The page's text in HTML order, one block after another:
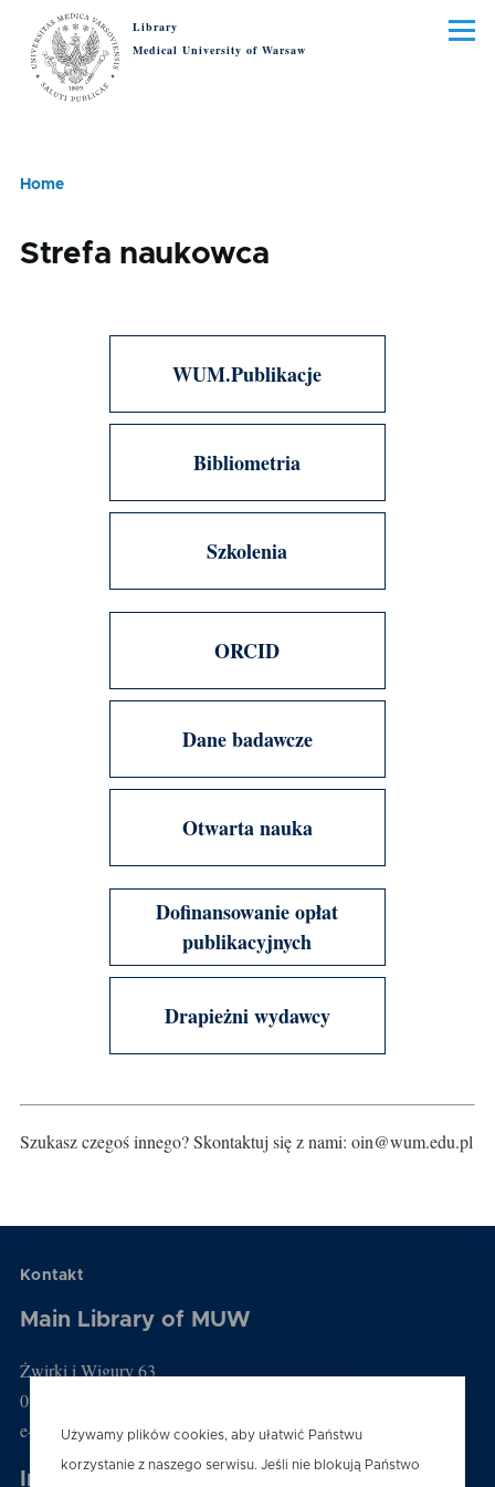
Skip to main content
Library
Medical University of Warsaw
Menu
Home
Strefa naukowca
WUM.Publikacje
Bibliometria
Szkolenia
ORCID
Dane badawcze
Otwarta nauka
Dofinansowanie opłat
publikacyjnych
Drapieżni wydawcy
Szukasz czegoś innego? Skontaktuj się z nami: oin@wum.edu.pl
Kontakt
Main Library of MUW
Żwirki i Wigury 63
02-091 Warszawa
e-mail: biblioteka@wum.edu.pl
Information desk
Używamy plików cookies, aby ułatwić Państwu
korzystanie z naszego serwisu. Jeśli nie blokują Państwo